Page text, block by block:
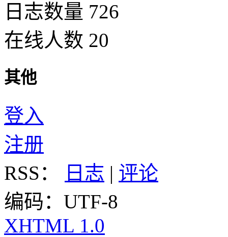
日志数量 726
在线人数 20
其他
登入
注册
RSS：
日志 | 评论
编码：UTF-8
XHTML 1.0